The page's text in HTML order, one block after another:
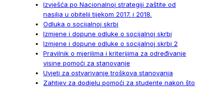
Izvješća po Nacionalnoj strategiji zaštite od
nasilja u obitelji tijekom 2017. i 2018.
Odluka o socijalnoj skrbi
Izmjene i dopune odluke o socijalnoj skrbi
Izmjene i dopune odluke o socijalnoj skrbi 2
Pravilnik o mjerilima i kriterijima za određivanje
visine pomoći za stanovanje
Uvjeti za ostvarivanje troškova stanovanja
Zahtjev za dodjelu pomoći za studente nakon što